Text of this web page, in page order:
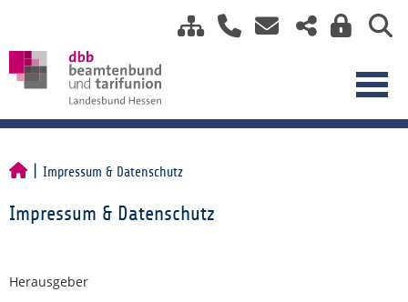
Impressum & Datenschutz
Impressum & Datenschutz
Herausgeber